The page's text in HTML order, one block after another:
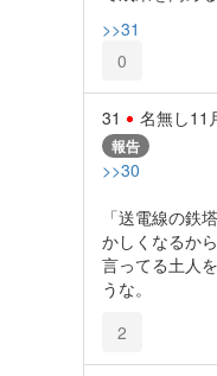
>>31
0
31 名無し11
報告
>>30
「送電線の鉄
かしくなるか
言ってる土人
うな。
2